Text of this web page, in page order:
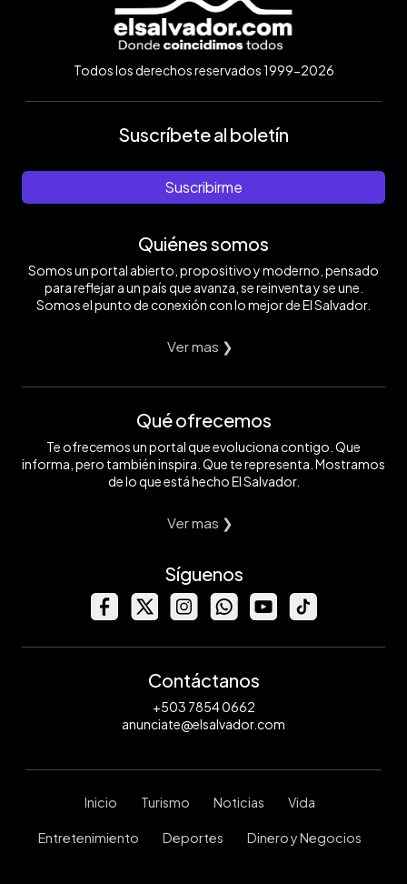
Todos los derechos reservados 1999-2026
Suscríbete al boletín
Suscribirme
Quiénes somos
Somos un portal abierto, propositivo y moderno, pensado
para reflejar a un país que avanza, se reinventa y se une.
Somos el punto de conexión con lo mejor de El Salvador.
Ver mas ❯
Qué ofrecemos
Te ofrecemos un portal que evoluciona contigo. Que
informa, pero también inspira. Que te representa. Mostramos
de lo que está hecho El Salvador.
Ver mas ❯
Síguenos
Contáctanos
+503 7854 0662
anunciate@elsalvador.com
Inicio Turismo Noticias Vida
Entretenimiento Deportes Dinero y Negocios